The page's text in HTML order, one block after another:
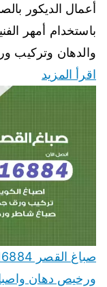
أعمال الديكور
باستخدام أمهر
والدهان وتركيب
اقرأ المزيد
ورخيص دهان